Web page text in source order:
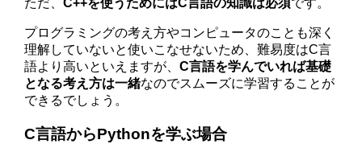
プログラミングの考え方やコンピュータのことも深く
理解していないと使いこなせないため、難易度はC言
語より高いといえますが、C言語を学んでいれば基礎
となる考え方は一緒なのでスムーズに学習することが
できるでしょう。
C言語からPythonを学ぶ場合